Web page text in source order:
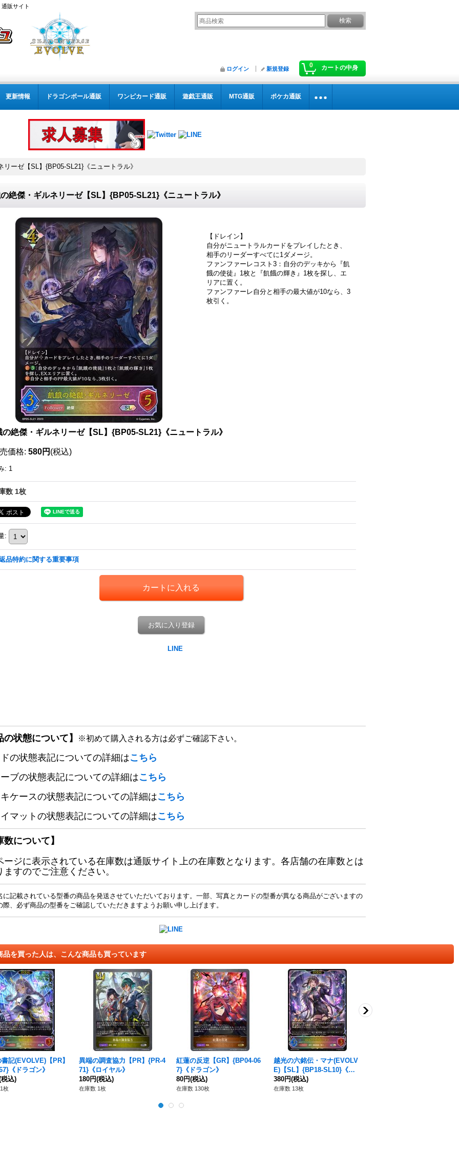
販サイト
0 カートの中身
ログイン 新規登録
更新情報 ドラゴンボール通販 ワンピカード通販 遊戯王通販 MTG通販 ポケカ通販
リーゼ【SL】{BP05-SL21}《ニュートラル》
絶傑・ギルネリーゼ【SL】{BP05-SL21}《ニュートラル》
【ドレイン】
自分がニュートラルカードをプレイしたとき、
相手のリーダーすべてに1ダメージ。
ファンファーレコスト3：自分のデッキから『飢
餓の使徒』1枚と『飢餓の輝き』1枚を探し、エ
リアに置く。
ファンファーレ自分と相手の最大値が10なら、3
枚引く。
の絶傑・ギルネリーゼ【SL】{BP05-SL21}《ニュートラル》
価格: 580円 (税込)
: 1
数 1枚
:
品特約に関する重要事項
お気に入り登録
の状態について】 ※初めて購入される方は必ずご確認下さい。
の状態表記についての詳細はこちら
ブの状態表記についての詳細はこちら
ケースの状態表記についての詳細はこちら
マットの状態表記についての詳細はこちら
数について】
ージに表示されている在庫数は通販サイト上の在庫数となります。各店舗の在庫数とは
ますのでご注意ください。
記載されている型番の商品を発送させていただいております。一部、写真とカードの型番が異なる商品がございますの
際、必ず商品の型番をご確認していただきますようお願い申し上げます。
品を買った人は、こんな商品も買っています
記(EVOLVE)【PR】
《ドラゴン》
税込)
枚
異端の調査協力【PR】{PR-4
71}《ロイヤル》
180円(税込)
在庫数 1枚
紅蓮の反逆【GR】{BP04-06
7}《ドラゴン》
80円(税込)
在庫数 130枚
越光の六銘伝・マナ(EVOLV
E)【SL】{BP18-SL10}《ウ
ィッチ》
380円(税込)
在庫数 13枚